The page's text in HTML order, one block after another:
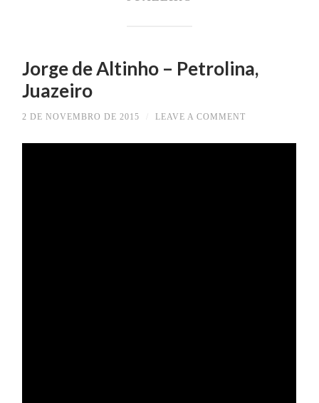
Jorge de Altinho – Petrolina,
Juazeiro
2 DE NOVEMBRO DE 2015 LEAVE A COMMENT